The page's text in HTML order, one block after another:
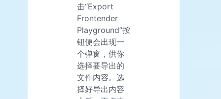
击“Export
Frontender
Playground”按
钮便会出现一
个弹窗，供你
选择要导出的
文件内容。选
择好导出内容